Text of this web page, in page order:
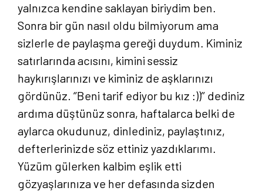
yalnızca kendine saklayan biriydim ben.
Sonra bir gün nasıl oldu bilmiyorum ama
sizlerle de paylaşma gereği duydum. Kiminiz
satırlarında acısını, kimini sessiz
haykırışlarınızı ve kiminiz de aşklarınızı
gördünüz. ‘’Beni tarif ediyor bu kız :))’’ dediniz
ardıma düştünüz sonra, haftalarca belki de
aylarca okudunuz, dinlediniz, paylaştınız,
defterlerinizde söz ettiniz yazdıklarımı.
Yüzüm gülerken kalbim eşlik etti
gözyaşlarınıza ve her defasında sizden